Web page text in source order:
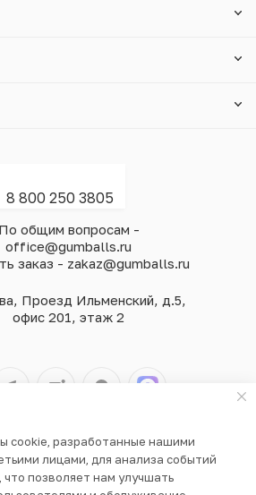
8 800 250 3805
По общим вопросам -
office@gumballs.ru
заказ - zakaz@gumballs.ru
Проезд Ильменский, д.5,
офис 201, этаж 2
«ВЕНДГАМ» © 2000-2025
cookie, разработанные нашими
лицами, для анализа событий
позволяет нам улучшать